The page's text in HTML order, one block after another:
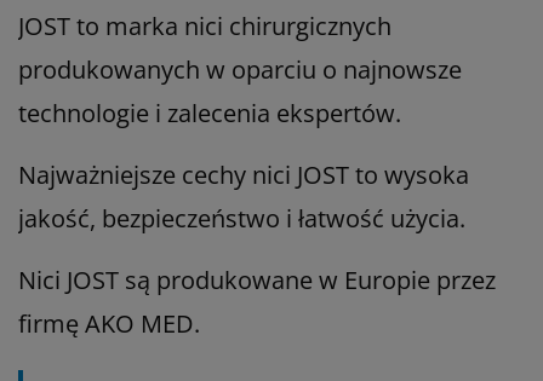
JOST to marka nici chirurgicznych
produkowanych w oparciu o najnowsze
technologie i zalecenia ekspertów.
Najważniejsze cechy nici JOST to wysoka
jakość, bezpieczeństwo i łatwość użycia.
Nici JOST są produkowane w Europie przez
firmę AKO MED.